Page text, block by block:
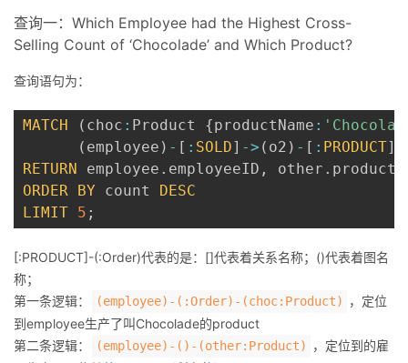
查询一：Which Employee had the Highest Cross-
Selling Count of ‘Chocolade’ and Which Product?
查询语句为：
MATCH ( choc : Product {productName :
( employee ) - [ : SOLD] -> ( o2 ) - [ : PRODUCT]
RETURN
employee . employeeID , other .
ORDER
BY count
DESC
LIMIT 5 ;
[:PRODUCT]-(:Order)代表的是：[]代表着关系名称；()代表着图名
称；
第一条逻辑：
(employee)-(:Order)-(choc:Product)
，定位
到employee生产了叫Chocolade的product
第二条逻辑：
(employee)-()-(other:Product)
，定位到的雇